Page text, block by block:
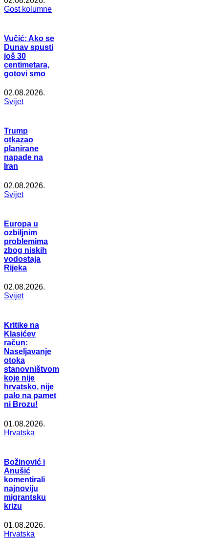
Gost kolumne
Vučić: Ako se
Dunav spusti
još 30
centimetara,
gotovi smo
02.08.2026.
Svijet
Trump
otkazao
planirane
napade na
Iran
02.08.2026.
Svijet
Europa u
ozbiljnim
problemima
zbog niskih
vodostaja
Rijeka
02.08.2026.
Svijet
Kritike na
Klasićev
račun:
Naseljavanje
otoka
stanovništvom
koje nije
hrvatsko, nije
palo na pamet
ni Brozu!
01.08.2026.
Hrvatska
Božinović i
Anušić
komentirali
najnoviju
migrantsku
krizu
01.08.2026.
Hrvatska